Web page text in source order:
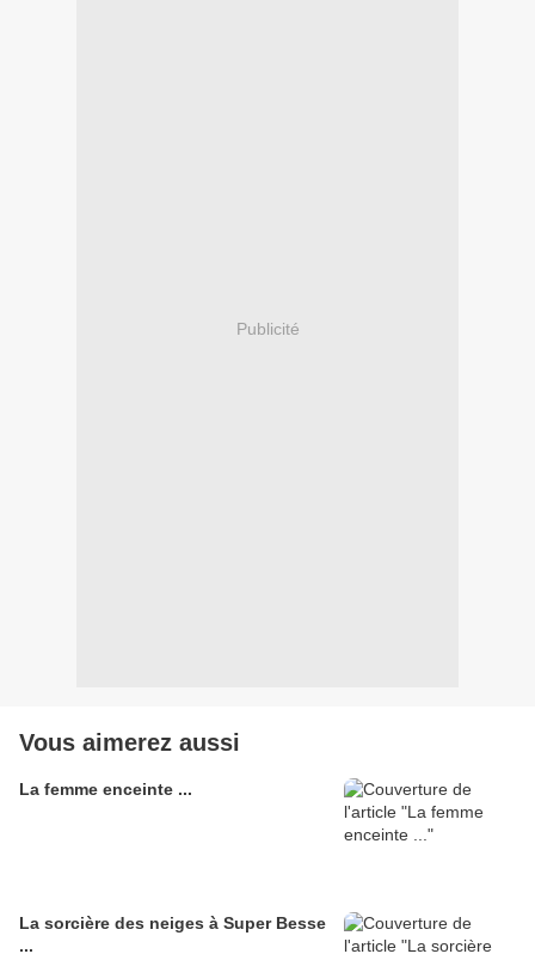
Publicité
Vous aimerez aussi
La femme enceinte ...
La sorcière des neiges à Super Besse
...